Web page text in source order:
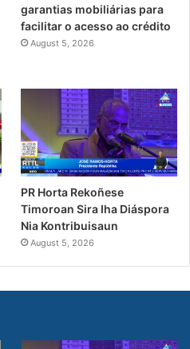
garantias mobiliárias para
facilitar o acesso ao crédito
August 5, 2026
PR Horta Rekoñese
Timoroan Sira Iha Diáspora
Nia Kontribuisaun
August 5, 2026